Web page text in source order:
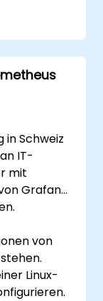
zur
zu
in Schweiz
IT-
mit
Grafana
von
Linux-